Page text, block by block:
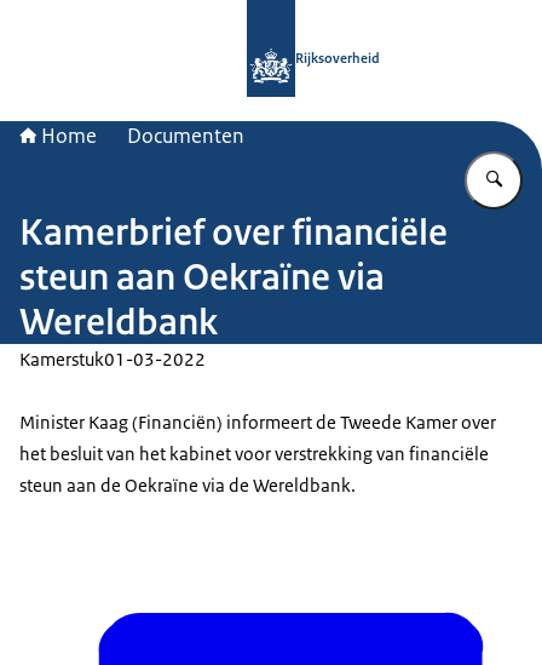
Rijksoverheid
Home Documenten
Kamerbrief over financiële
steun aan Oekraïne via
Wereldbank
Kamerstuk01-03-2022
Minister Kaag (Financiën) informeert de Tweede Kamer over
het besluit van het kabinet voor verstrekking van financiële
steun aan de Oekraïne via de Wereldbank.